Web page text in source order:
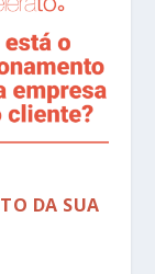
DA SUA